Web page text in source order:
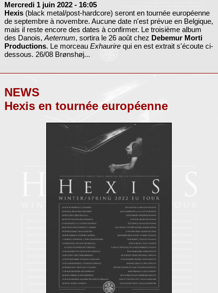
Mercredi 1 juin 2022 - 16:05
Hexis(black metal/post-hardcore) seront en tournée européenne
de septembre à novembre. Aucune date n'est prévue en Belgique,
mais il reste encore des dates à confirmer. Le troisième album
des Danois, Aeternum, sortira le 26 août chez Debemur Morti
Productions. Le morceau Exhaurirequi en est extrait s'écoute ci-
dessous. 26/08 Brønshøj...
NEWS
Hexis en tournée européenne